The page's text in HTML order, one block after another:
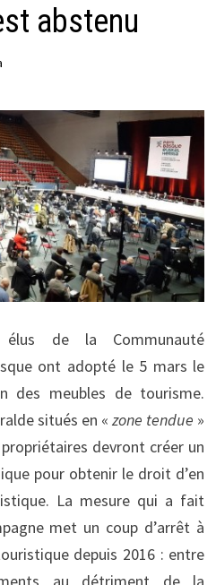
abstenu
de la Communauté
ont adopté le 5 mars le
des meubles de tourisme.
situés en «zone tendue »
devront créer un
pour obtenir le droit d’en
La mesure qui a fait
met un coup d’arrêt à
depuis 2016 : entre